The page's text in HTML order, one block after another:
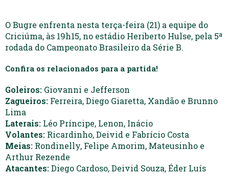
O Bugre enfrenta nesta terça-feira (21) a equipe do
Criciúma, às 19h15, no estádio Heriberto Hulse, pela 5ª
rodada do Campeonato Brasileiro da Série B.
Confira os relacionados para a partida!
Goleiros: Giovanni e Jefferson
Zagueiros: Ferreira, Diego Giaretta, Xandão e Brunno
Lima
Laterais: Léo Príncipe, Lenon, Inácio
Volantes: Ricardinho, Deivid e Fabrício Costa
Meias: Rondinelly, Felipe Amorim, Mateusinho e
Arthur Rezende
Atacantes:Diego Cardoso, Deivid Souza, Éder Luís